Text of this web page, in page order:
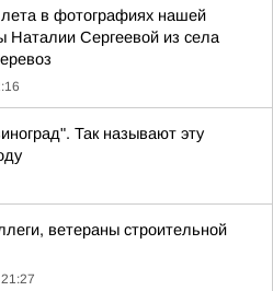
в фотографиях нашей
Наталии Сергеевой из села
Так называют эту
ветераны строительной